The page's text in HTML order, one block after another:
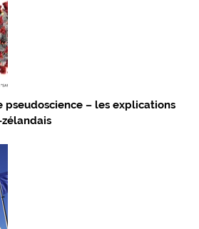
pseudoscience – les explications